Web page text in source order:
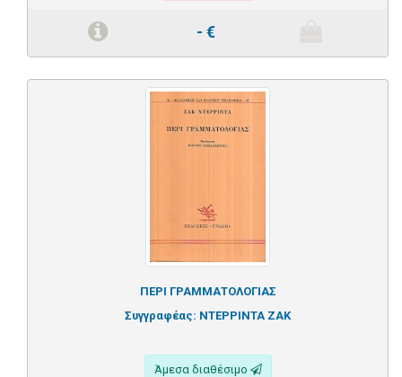
- €
ΠΕΡΙ ΓΡΑΜΜΑΤΟΛΟΓΙΑΣ
Συγγραφέας: ΝΤΕΡΡΙΝΤΑ ΖΑΚ
Άμεσα διαθέσιμο